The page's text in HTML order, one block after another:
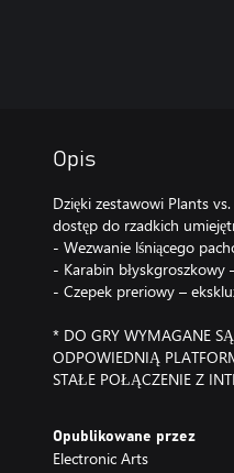
Opis
Dzięki zestawowi Plants
dostęp do rzadkich
- Wezwanie lśniącego
- Karabin błyskgroszkowy
- Czepek preriowy –
* DO GRY WYMAGANE
ODPOWIEDNIĄ
STAŁE POŁĄCZENIE Z
Opublikowane przez
Electronic Arts